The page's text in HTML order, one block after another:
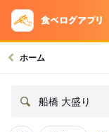
ホーム
船橋 大盛り